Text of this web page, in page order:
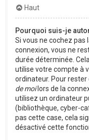
Haut
Pourquoi suis-je
Si vous ne cochez pas
connexion, vous ne
durée déterminée.
utilise votre compte à
ordinateur. Pour
de moilors de la
utilisez un ordinateur
(bibliothèque, cyber-
pas cette case, cela
désactivé cette